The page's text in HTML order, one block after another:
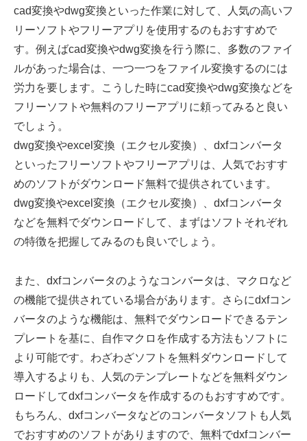
cad変換やdwg変換といった作業に対して、人気の高いフ
リーソフトやフリーアプリを使用するのもおすすめで
す。例えばcad変換やdwg変換を行う際に、多数のファイ
ルがあった場合は、一つ一つをファイル変換するのには
労力を要します。こうした時にcad変換やdwg変換などを
フリーソフトや無料のフリーアプリに頼ってみると良い
でしょう。
dwg変換やexcel変換（エクセル変換）、dxfコンバータ
といったフリーソフトやフリーアプリは、人気でおすす
めのソフトがダウンロード無料で提供されています。
dwg変換やexcel変換（エクセル変換）、dxfコンバータ
などを無料でダウンロードして、まずはソフトそれぞれ
の特徴を把握してみるのも良いでしょう。
また、dxfコンバータのようなコンバータは、マクロなど
の機能で提供されている場合があります。さらにdxfコン
バータのような機能は、無料でダウンロードできるテン
プレートを基に、自作マクロを作成する方法もソフトに
より可能です。わざわざソフトを無料ダウンロードして
導入するよりも、人気のテンプレートなどを無料ダウン
ロードしてdxfコンバータを作成するのもおすすめです。
もちろん、dxfコンバータなどのコンバータソフトも人気
でおすすめのソフトがありますので、無料でdxfコンバー